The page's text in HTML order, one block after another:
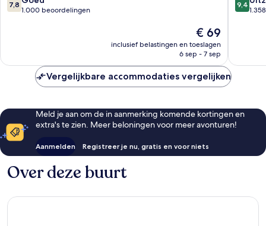
van
7,8
1.000 beoordelingen
De
prijs
is
€ 69
inclusief belastingen en toeslagen
6 sep - 7 sep
van
9,4
Vergelijkbare accommodaties vergelijken
Meld je aan om de in aanmerking komende kortingen en
extra's te zien. Meer beloningen voor meer avonturen!
Aanmelden Registreer je nu, gratis en voor niets
Over deze buurt